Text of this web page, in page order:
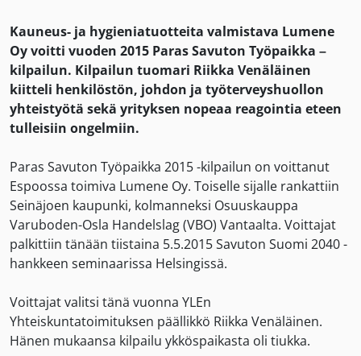
Kauneus- ja hygieniatuotteita valmistava Lumene
Oy voitti vuoden 2015 Paras Savuton Työpaikka –
kilpailun. Kilpailun tuomari Riikka Venäläinen
kiitteli henkilöstön, johdon ja työterveyshuollon
yhteistyötä sekä yrityksen nopeaa reagointia eteen
tulleisiin ongelmiin.
Paras Savuton Työpaikka 2015 -kilpailun on voittanut
Espoossa toimiva Lumene Oy. Toiselle sijalle rankattiin
Seinäjoen kaupunki, kolmanneksi Osuuskauppa
Varuboden-Osla Handelslag (VBO) Vantaalta. Voittajat
palkittiin tänään tiistaina 5.5.2015 Savuton Suomi 2040 -
hankkeen seminaarissa Helsingissä.
Voittajat valitsi tänä vuonna YLEn
Yhteiskuntatoimituksen päällikkö Riikka Venäläinen.
Hänen mukaansa kilpailu ykköspaikasta oli tiukka.